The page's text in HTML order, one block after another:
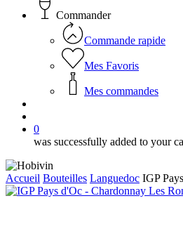
Commander
Commande rapide
Mes Favoris
Mes commandes
0
was successfully added to your
Accueil Bouteilles Languedoc IGP